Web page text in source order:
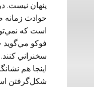
پنهان نيست.
حوادث زمانه
است كه
فوكو مي‌گويد
سخنراني
اينجا هم
شكل‌گرفتن